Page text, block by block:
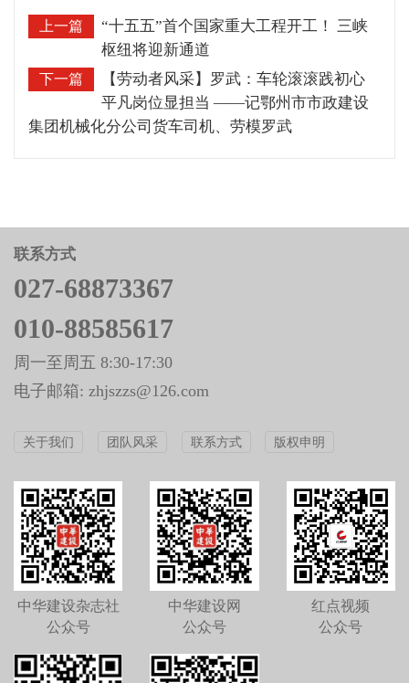
上一篇
“十五五”首个国家重大工程开工！ 三峡
枢纽将迎新通道
下一篇
【劳动者风采】罗武：车轮滚滚践初心
平凡岗位显担当 ——记鄂州市市政建设
集团机械化分公司货车司机、劳模罗武
联系方式
027-68873367
010-88585617
周一至周五 8:30-17:30
电子邮箱: zhjszzs@126.com
关于我们 团队风采 联系方式 版权申明
中华建设杂志社
公众号
中华建设网
公众号
红点视频
公众号